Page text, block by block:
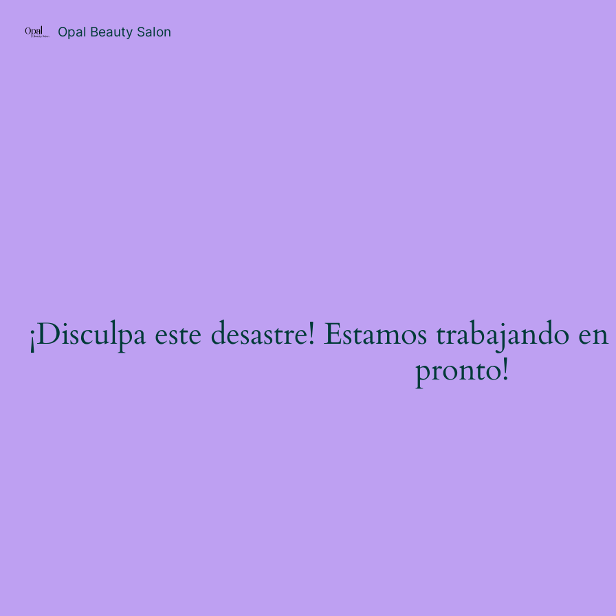
contenido
Opal Beauty Salon
¡Disculpa este desastre! Estamos trabajando
pronto!